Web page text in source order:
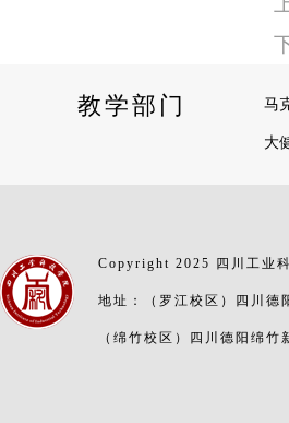
教学部门 马
大
Copyright 2025 四川工业
地址：（罗江校区）四川
（绵竹校区）四川德阳绵